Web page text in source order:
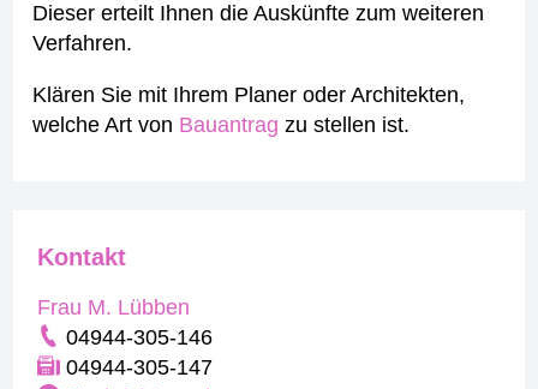
Dieser erteilt Ihnen die Auskünfte zum weiteren
Verfahren.
Klären Sie mit Ihrem Planer oder Architekten,
welche Art von Bauantrag zu stellen ist.
Kontakt
Frau M. Lübben
04944-305-146
04944-305-147